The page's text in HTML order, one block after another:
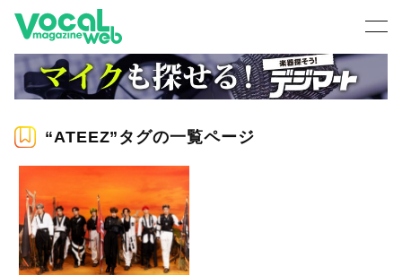
“ATEEZ”タグの一覧ページ